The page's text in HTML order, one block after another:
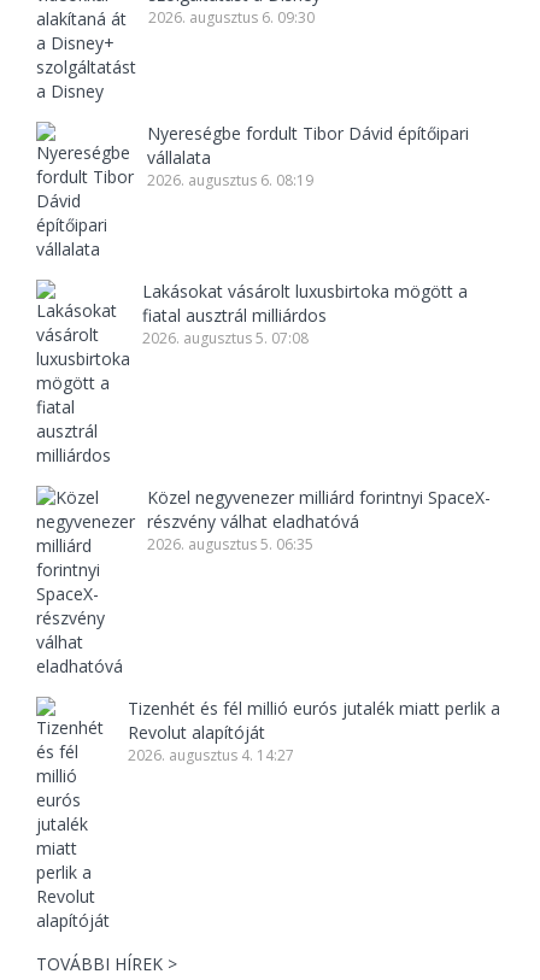
2026. augusztus 6. 09:30
Nyereségbe fordult Tibor Dávid építőipari
vállalata
2026. augusztus 6. 08:19
Lakásokat vásárolt luxusbirtoka mögött a
fiatal ausztrál milliárdos
2026. augusztus 5. 07:08
Közel negyvenezer milliárd forintnyi SpaceX-
részvény válhat eladhatóvá
2026. augusztus 5. 06:35
Tizenhét és fél millió eurós jutalék miatt perlik a
Revolut alapítóját
2026. augusztus 4. 14:27
TOVÁBBI HÍREK >